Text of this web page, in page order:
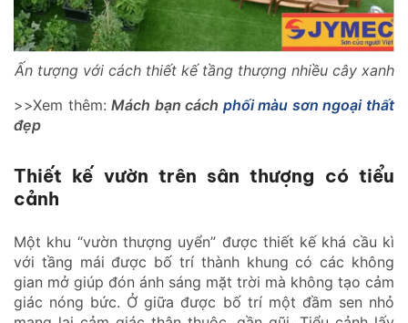
Ấn tượng với cách thiết kế tầng thượng nhiều cây xanh
>>Xem thêm:Mách bạn cách phối màu sơn ngoại thất
đẹp
Thiết kế vườn trên sân thượng có tiểu
cảnh
Một khu “vườn thượng uyển” được thiết kế khá cầu kì
với tầng mái được bố trí thành khung có các không
gian mở giúp đón ánh sáng mặt trời mà không tạo cảm
giác nóng bức. Ở giữa được bố trí một đầm sen nhỏ